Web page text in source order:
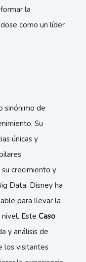
la
como un líder
sinónimo de
Su
únicas y
crecimiento y
Data, Disney ha
para llevar la
Este Caso
y análisis de
los visitantes